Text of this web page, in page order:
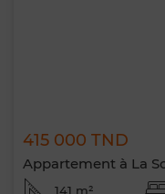
415 000 TND
Appartement à La
141 m²